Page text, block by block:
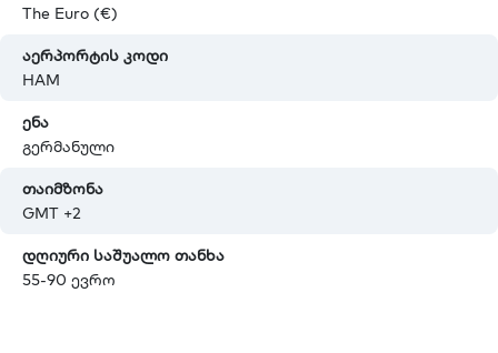
The Euro (€)
აერპორტის კოდი
HAM
ენა
გერმანული
თაიმზონა
GMT +2
დღიური საშუალო თანხა
55-90 ევრო